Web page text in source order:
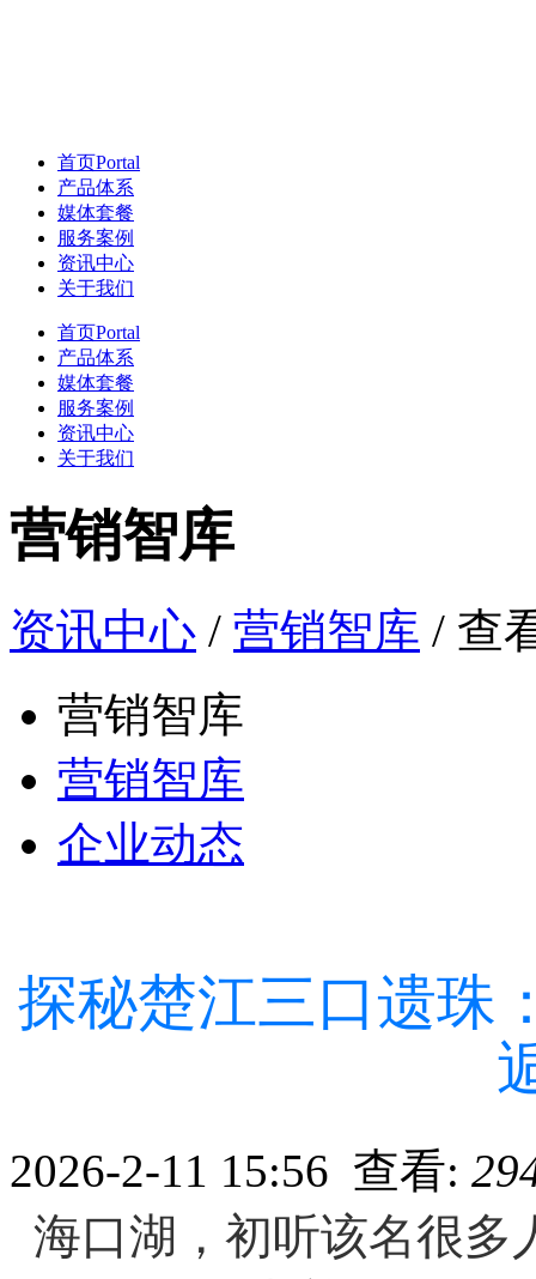
首页Portal
产品体系
媒体套餐
服务案例
资讯中心
关于我们
首页Portal
产品体系
媒体套餐
服务案例
资讯中心
关于我们
营销智库
资讯中心 / 营销智库 / 查
营销智库
营销智库
企业动态
探秘楚江三口遗珠
2026-2-11 15:56 查看:
海口湖，初听该名很多